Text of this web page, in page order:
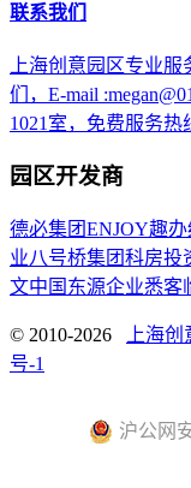
联系我们
上海创意园区专业
们，E-mail
1021室，免费服务热
园区开发商
德必集团ENJOY趣办
业八号桥集团科房投
文中国 东源企业悉客
© 2010-2026 上海
号-1
沪公网